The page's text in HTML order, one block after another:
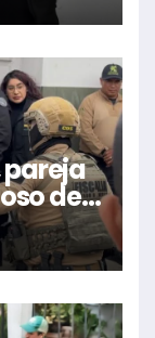
pareja
de
Belén.